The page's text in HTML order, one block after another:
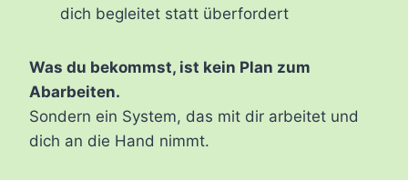
dich begleitet statt überfordert
Was du bekommst, ist kein Plan zum
Abarbeiten.
Sondern ein System, das mit dir arbeitet und
dich an die Hand nimmt.